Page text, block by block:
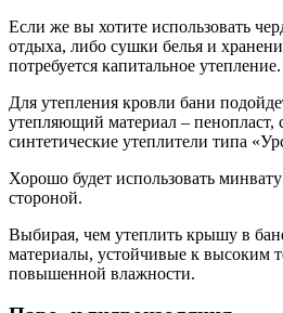
Если же вы хотите использовать
отдыха, либо сушки белья и
потребуется капитальное утепление.
Для утепления кровли бани
утепляющий материал – пенопласт,
синтетические утеплители типа
Хорошо будет использовать
стороной.
Выбирая, чем утеплить крышу в
материалы, устойчивые к высоким
повышенной влажности.